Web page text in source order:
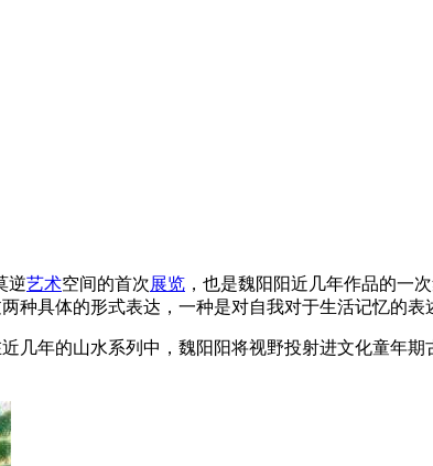
逆艺术空间的首次展览 ，也是魏阳阳近几年作品的一
具体的形式表达，一种是对自我对于生活记忆的表
几年的山水系列中，魏阳阳将视野投射进文化童年